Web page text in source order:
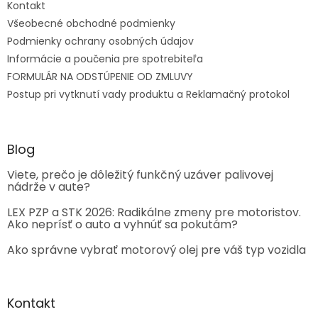
Kontakt
Všeobecné obchodné podmienky
Podmienky ochrany osobných údajov
Informácie a poučenia pre spotrebiteľa
FORMULÁR NA ODSTÚPENIE OD ZMLUVY
Postup pri vytknutí vady produktu a Reklamačný protokol
Blog
Viete, prečo je dôležitý funkčný uzáver palivovej
nádrže v aute?
LEX PZP a STK 2026: Radikálne zmeny pre motoristov.
Ako neprísť o auto a vyhnúť sa pokutám?
Ako správne vybrať motorový olej pre váš typ vozidla
Kontakt